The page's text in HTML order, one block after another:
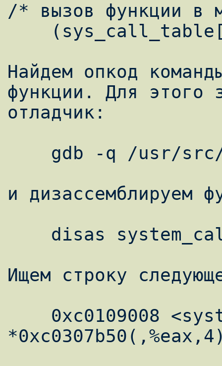
/* вызов функции в
Найдем опкод
функции. Для этого
отладчик:
и дизассемблируем
Ищем строку